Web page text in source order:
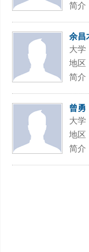
简介
余昌
大学
地区
简介
曾勇
大学
地区
简介